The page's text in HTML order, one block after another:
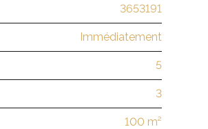
3653191
Immédiatement
5
3
100 m²